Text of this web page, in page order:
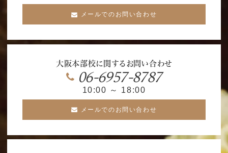
メールでのお問い合わせ
大阪本部校に関するお問い合わせ
06-6957-8787
10:00 ～ 18:00
メールでのお問い合わせ